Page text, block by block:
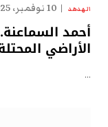
الهدهد 10 نوفمبر، 2025
أحمد
الأراضي
…